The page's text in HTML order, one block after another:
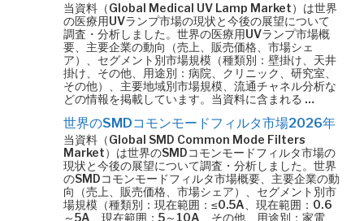
当資料（Global Medical UV Lamp Market）は世界
の医療用UVランプ市場の現状と今後の展望について
調査・分析しました。世界の医療用UVランプ市場概
要、主要企業の動向（売上、販売価格、市場シェ
ア）、セグメント別市場規模（種類別：壁掛け、天井
掛け、その他、用途別：病院、クリニック、研究室、
その他）、主要地域別市場規模、流通チャネル分析な
どの情報を掲載しています。当資料に含まれる …
世界のSMDコモンモードフィルタ市場2026年
当資料（Global SMD Common Mode Filters
Market）は世界のSMDコモンモードフィルタ市場の
現状と今後の展望について調査・分析しました。世界
のSMDコモンモードフィルタ市場概要、主要企業の動
向（売上、販売価格、市場シェア）、セグメント別市
場規模（種類別：現在範囲：≤0.5A、現在範囲：0.6
～5A、現在範囲：5～10A、その他、用途別：家電、